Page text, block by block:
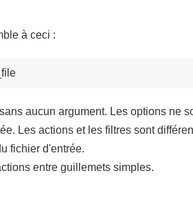
à ceci :
aucun argument. Les options ne
Les actions et les filtres sont
fichier d'entrée.
entre guillemets simples.